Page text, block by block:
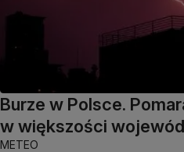
Burze w Polsce.
w większości
METEO